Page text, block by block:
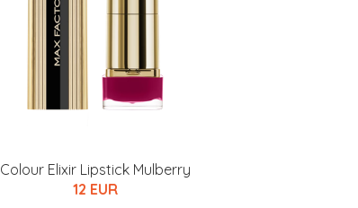
Colour Elixir Lipstick Mulberry
12 EUR